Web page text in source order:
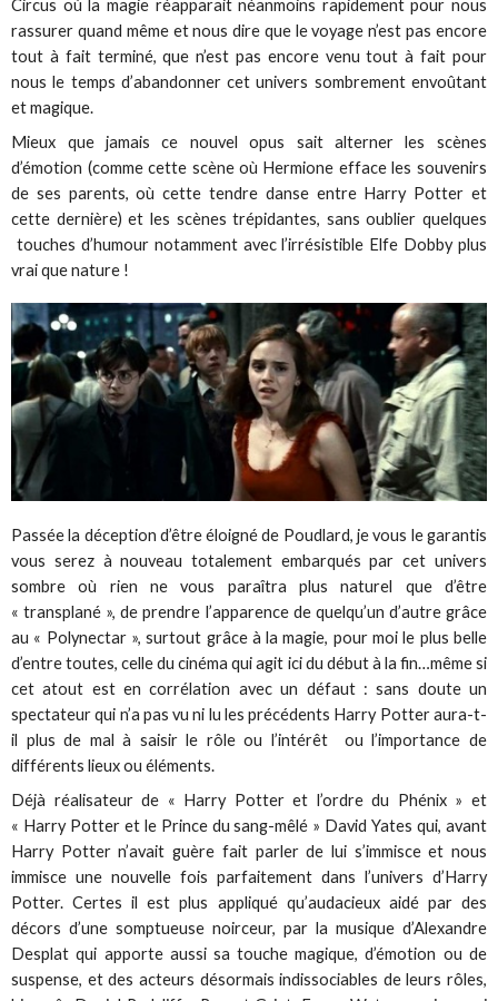
Circus où la magie réapparait néanmoins rapidement pour nous
rassurer quand même et nous dire que le voyage n’est pas encore
tout à fait terminé, que n’est pas encore venu tout à fait pour
nous le temps d’abandonner cet univers sombrement envoûtant
et magique.
Mieux que jamais ce nouvel opus sait alterner les scènes
d’émotion (comme cette scène où Hermione efface les souvenirs
de ses parents, où cette tendre danse entre Harry Potter et
cette dernière) et les scènes trépidantes, sans oublier quelques
touches d’humour notamment avec l’irrésistible Elfe Dobby plus
vrai que nature !
Passée la déception d’être éloigné de Poudlard, je vous le garantis
vous serez à nouveau totalement embarqués par cet univers
sombre où rien ne vous paraîtra plus naturel que d’être
« transplané », de prendre l’apparence de quelqu’un d’autre grâce
au « Polynectar », surtout grâce à la magie, pour moi le plus belle
d’entre toutes, celle du cinéma qui agit ici du début à la fin…même si
cet atout est en corrélation avec un défaut : sans doute un
spectateur qui n’a pas vu ni lu les précédents Harry Potter aura-t-
il plus de mal à saisir le rôle ou l’intérêt ou l’importance de
différents lieux ou éléments.
Déjà réalisateur de « Harry Potter et l’ordre du Phénix » et
« Harry Potter et le Prince du sang-mêlé » David Yates qui, avant
Harry Potter n’avait guère fait parler de lui s’immisce et nous
immisce une nouvelle fois parfaitement dans l’univers d’Harry
Potter. Certes il est plus appliqué qu’audacieux aidé par des
décors d’une somptueuse noirceur, par la musique d’Alexandre
Desplat qui apporte aussi sa touche magique, d’émotion ou de
suspense, et des acteurs désormais indissociables de leurs rôles,